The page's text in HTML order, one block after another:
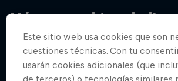
Más contenidos
Este sitio web usa cookies que son
cuestiones técnicas. Con tu
usarán cookies adicionales (que
de terceros) o tecnologías similares